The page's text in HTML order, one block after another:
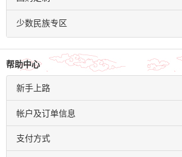
click to expand contents
少数民族专区
帮助中心
新手上路
click to expand contents
帐户及订单信息
click to expand contents
支付方式
click to expand contents